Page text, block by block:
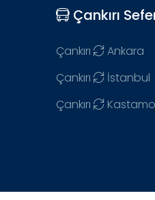
Çankırı
Çankırı
Ankara
Çankırı
İstanbul
Çankırı